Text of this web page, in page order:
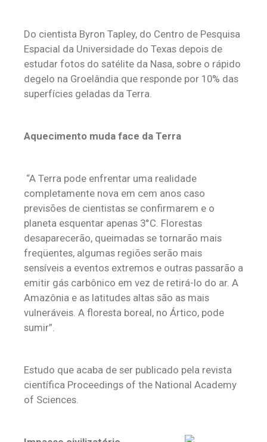
Do cientista Byron Tapley, do Centro de Pesquisa
Espacial da Universidade do Texas depois de
estudar fotos do satélite da Nasa, sobre o rápido
degelo na Groelândia que responde por 10% das
superfícies geladas da Terra.
Aquecimento muda face da Terra
“A Terra pode enfrentar uma realidade
completamente nova em cem anos caso
previsões de cientistas se confirmarem e o
planeta esquentar apenas 3°C. Florestas
desaparecerão, queimadas se tornarão mais
freqüentes, algumas regiões serão mais
sensíveis a eventos extremos e outras passarão a
emitir gás carbônico em vez de retirá-lo do ar. A
Amazônia e as latitudes altas são as mais
vulneráveis. A floresta boreal, no Ártico, pode
sumir”.
Estudo que acaba de ser publicado pela revista
científica Proceedings of the National Academy
of Sciences.